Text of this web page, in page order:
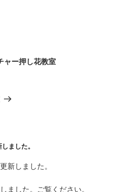
ャー押し花教室
ました。
新しました。
ました。ご覧ください。